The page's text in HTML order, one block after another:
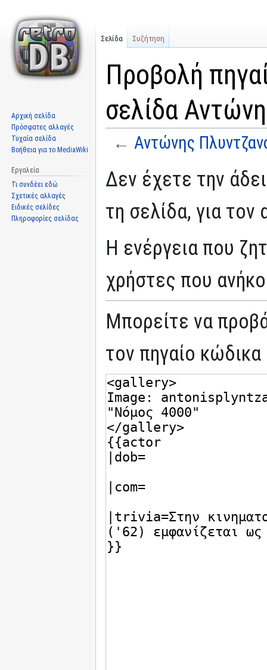
Προβολή
σελίδα
← Αντώνης
στην
στην
Δεν έχετε την
τη σελίδα, για
Η ενέργεια που
χρήστες που
Μπορείτε να
τον πηγαίο
Σελίδα Συζήτηση
Αρχική σελίδα
Πρόσφατες αλλαγές
Τυχαία σελίδα
Βοήθεια για το MediaWiki
Εργαλεία
Τι συνδέει εδώ
Σχετικές αλλαγές
Ειδικές σελίδες
Πληροφορίες σελίδας